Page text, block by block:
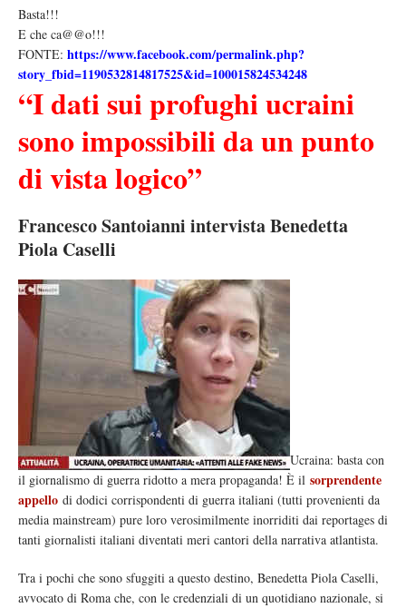
Basta!!!
E che ca@@o!!!
FONTE: https://www.facebook.com/permalink.php?
story_fbid=1190532814817525&id=100015824534248
“I dati sui profughi ucraini
sono impossibili da un punto
di vista logico”
Francesco Santoianni intervista Benedetta
Piola Caselli
Ucraina: basta con
il giornalismo di guerra ridotto a mera propaganda! È il sorprendente
appello di dodici corrispondenti di guerra italiani (tutti provenienti da
media mainstream) pure loro verosimilmente inorriditi dai reportages di
tanti giornalisti italiani diventati meri cantori della narrativa atlantista.
Tra i pochi che sono sfuggiti a questo destino, Benedetta Piola Caselli,
avvocato di Roma che, con le credenziali di un quotidiano nazionale, si